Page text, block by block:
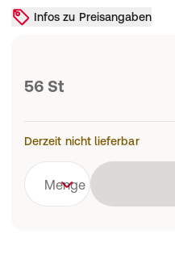
Infos zu Preisangaben
56 St
Derzeit nicht lieferbar
Menge